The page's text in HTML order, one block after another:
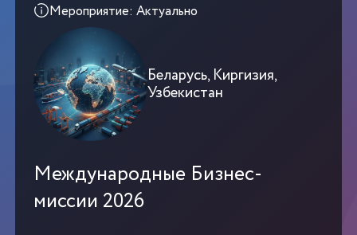
Мероприятие: Актуально
Беларусь, Киргизия,
Узбекистан
Международные Бизнес-
миссии 2026